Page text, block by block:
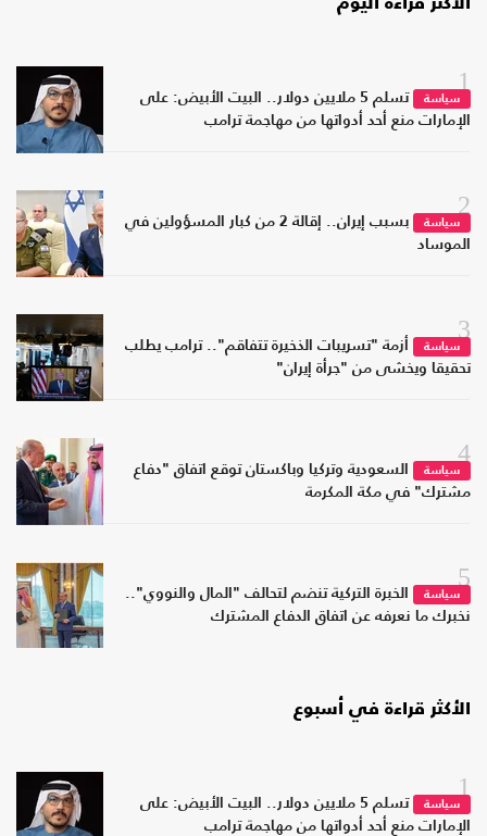
الأكثر قراءة اليوم
1
سياسة
تسلم 5 ملايين دولار.. البيت الأبيض: على
الإمارات منع أحد أدواتها من مهاجمة ترامب
2
سياسة
بسبب إيران.. إقالة 2 من كبار المسؤولين في
الموساد
3
سياسة
أزمة "تسريبات الذخيرة تتفاقم".. ترامب يطلب
تحقيقا ويخشى من "جرأة إيران"
4
سياسة
السعودية وتركيا وباكستان توقع اتفاق "دفاع
مشترك" في مكة المكرمة
5
سياسة
الخبرة التركية تنضم لتحالف "المال والنووي"..
نخبرك ما نعرفه عن اتفاق الدفاع المشترك
الأكثر قراءة في أسبوع
1
سياسة
تسلم 5 ملايين دولار.. البيت الأبيض: على
الإمارات منع أحد أدواتها من مهاجمة ترامب